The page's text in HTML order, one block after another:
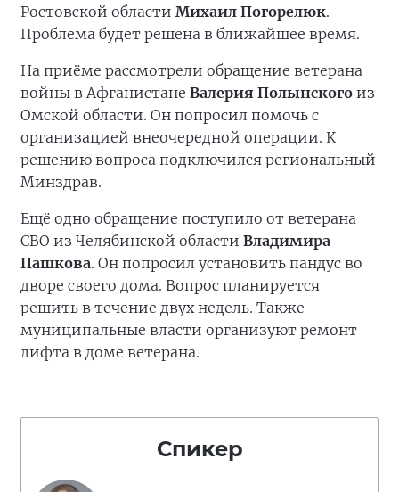
Ростовской области Михаил Погорелюк.
Проблема будет решена в ближайшее время.
На приёме рассмотрели обращение ветерана
войны в Афганистане Валерия Полынского из
Омской области. Он попросил помочь с
организацией внеочередной операции. К
решению вопроса подключился региональный
Минздрав.
Ещё одно обращение поступило от ветерана
СВО из Челябинской области Владимира
Пашкова. Он попросил установить пандус во
дворе своего дома. Вопрос планируется
решить в течение двух недель. Также
муниципальные власти организуют ремонт
лифта в доме ветерана.
Спикер